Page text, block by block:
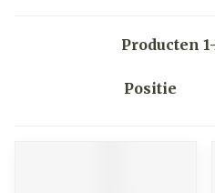
Producten 1-
Sorteer op: